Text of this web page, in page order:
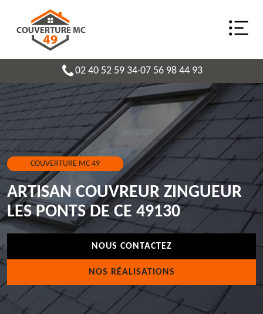
02 40 52 59 34-07 56 98 44 93
COUVERTURE MC 49
ARTISAN COUVREUR ZINGUEUR
LES PONTS DE CE 49130
NOUS CONTACTEZ
NOS RÉALISATIONS